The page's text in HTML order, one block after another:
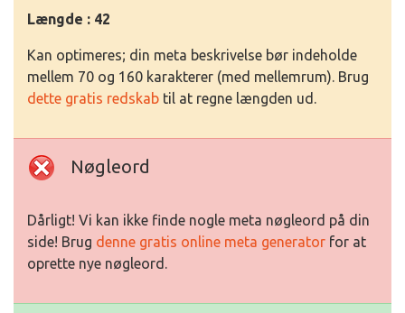
Længde : 42
Kan optimeres; din meta beskrivelse bør indeholde
mellem 70 og 160 karakterer (med mellemrum). Brug
dette gratis redskab til at regne længden ud.
Nøgleord
Dårligt! Vi kan ikke finde nogle meta nøgleord på din
side! Brug denne gratis online meta generator for at
oprette nye nøgleord.